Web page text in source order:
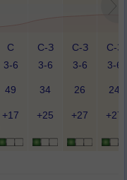
С
3-6
С-З
3-6
С-З
3-6
С-З
3-6
49 34 26 24
+17 +25 +27 +27